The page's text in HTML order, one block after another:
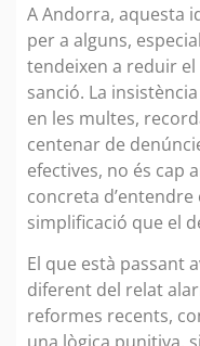
A Andorra, aquesta
per a alguns,
tendeixen a reduir
sanció. La
en les multes,
centenar de
efectives, no és cap
concreta
simplificació que el
El que està passant
diferent del relat
reformes recents,